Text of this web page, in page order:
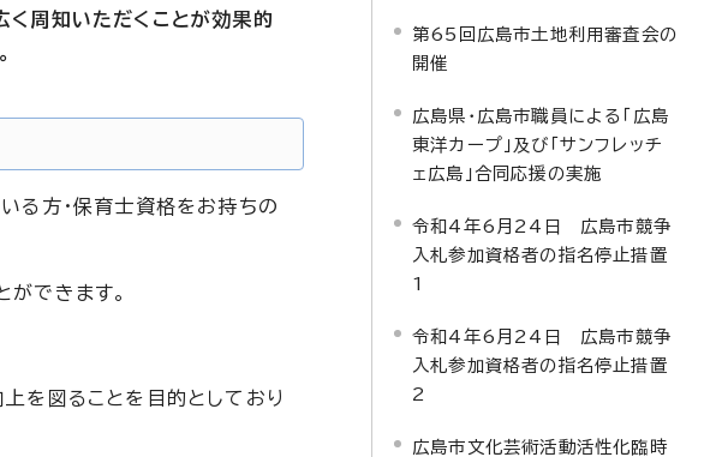
周知いただくことが効果的
る方・保育士資格をお持ちの
できます。
を図ることを目的としており
第65回広島市土地利用審査会の
開催
広島県・広島市職員による「広島
東洋カープ」及び「サンフレッチ
ェ広島」合同応援の実施
令和4年6月24日 広島市競争
入札参加資格者の指名停止措置
1
令和4年6月24日 広島市競争
入札参加資格者の指名停止措置
2
広島市文化芸術活動活性化臨時